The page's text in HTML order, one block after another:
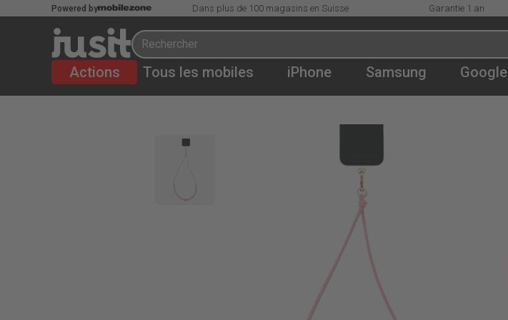
Powered by Dans plus de 100 magasins en Suisse Garantie 1 an
Actions Tous les mobiles iPhone Samsung Google
CHF 29.95